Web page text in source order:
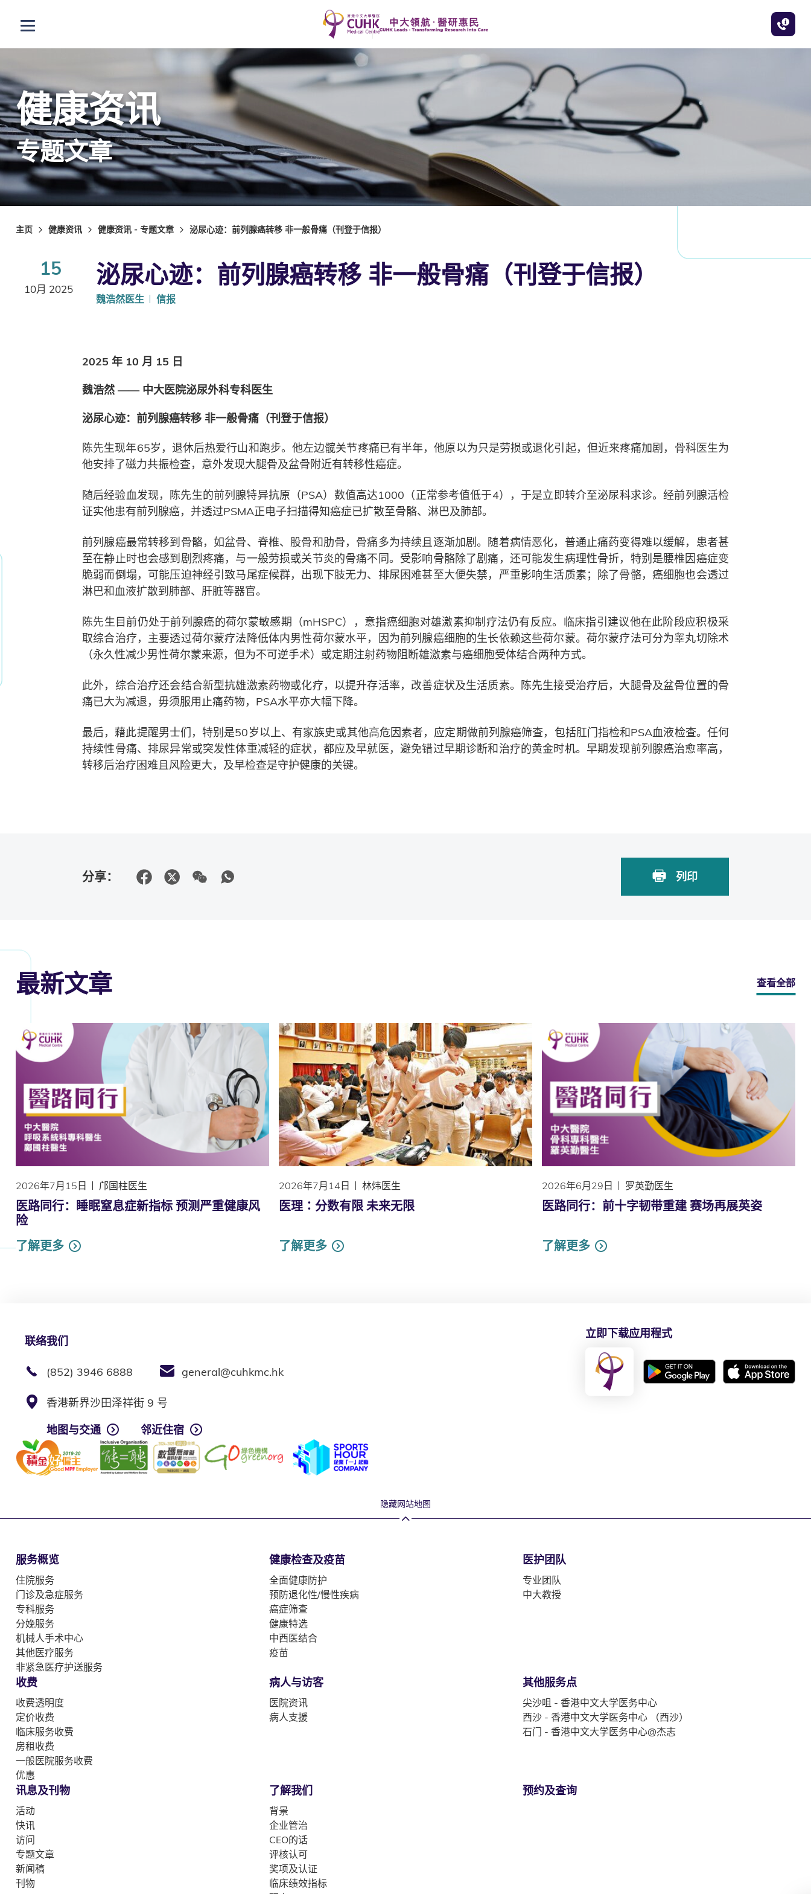
打开选单
健康资讯
专题文章
主页 健康资讯 健康资讯 - 专题文章 泌尿心迹：前列腺癌转移 非一般骨痛（刊登于信报）
15
10月 2025 泌尿心迹：前列腺癌转移 非一般骨痛（刊登于信报）
魏浩然医生 信报
2025 年 10 月 15 日
魏浩然 ―― 中大医院泌尿外科专科医生
泌尿心迹：前列腺癌转移 非一般骨痛（刊登于信报）
陈先生现年65岁，退休后热爱行山和跑步。他左边髋关节疼痛已有半年，他原以为只是劳损或退化引起，但近来疼痛加剧，骨科医生为
他安排了磁力共振检查，意外发现大腿骨及盆骨附近有转移性癌症。
随后经验血发现，陈先生的前列腺特异抗原（PSA）数值高达1000（正常参考值低于4），于是立即转介至泌尿科求诊。经前列腺活检
证实他患有前列腺癌，并透过PSMA正电子扫描得知癌症已扩散至骨骼、淋巴及肺部。
前列腺癌最常转移到骨骼，如盆骨、脊椎、股骨和肋骨，骨痛多为持续且逐渐加剧。随着病情恶化，普通止痛药变得难以缓解，患者甚
至在静止时也会感到剧烈疼痛，与一般劳损或关节炎的骨痛不同。受影响骨骼除了剧痛，还可能发生病理性骨折，特别是腰椎因癌症变
脆弱而倒塌，可能压迫神经引致马尾症候群，出现下肢无力、排尿困难甚至大便失禁，严重影响生活质素；除了骨骼，癌细胞也会透过
淋巴和血液扩散到肺部、肝脏等器官。
陈先生目前仍处于前列腺癌的荷尔蒙敏感期（mHSPC），意指癌细胞对雄激素抑制疗法仍有反应。临床指引建议他在此阶段应积极采
取综合治疗，主要透过荷尔蒙疗法降低体内男性荷尔蒙水平，因为前列腺癌细胞的生长依赖这些荷尔蒙。荷尔蒙疗法可分为睾丸切除术
（永久性减少男性荷尔蒙来源，但为不可逆手术）或定期注射药物阻断雄激素与癌细胞受体结合两种方式。
此外，综合治疗还会结合新型抗雄激素药物或化疗，以提升存活率，改善症状及生活质素。陈先生接受治疗后，大腿骨及盆骨位置的骨
痛已大为减退，毋须服用止痛药物，PSA水平亦大幅下降。
最后，藉此提醒男士们，特别是50岁以上、有家族史或其他高危因素者，应定期做前列腺癌筛查，包括肛门指检和PSA血液检查。任何
持续性骨痛、排尿异常或突发性体重减轻的症状，都应及早就医，避免错过早期诊断和治疗的黄金时机。早期发现前列腺癌治愈率高，
转移后治疗困难且风险更大，及早检查是守护健康的关键。
分享： 列印
最新文章 查看全部
2026年7月15日 邝国柱医生
医路同行：睡眠窒息症新指标 预测严重健康风
险
了解更多
2026年7月14日 林炜医生
医理∶分数有限 未来无限
了解更多
2026年6月29日 罗英勤医生
医路同行：前十字韧带重建 赛场再展英姿
了解更多
联络我们
(852) 3946 6888 general@cuhkmc.hk
香港新界沙田泽祥街 9 号
地图与交通
邻近住宿
立即下载应用程式
隐藏网站地图
服务概览
住院服务
门诊及急症服务
专科服务
分娩服务
机械人手术中心
其他医疗服务
非紧急医疗护送服务
健康检查及疫苗
全面健康防护
预防退化性/慢性疾病
癌症筛查
健康特选
中西医结合
疫苗
医护团队
专业团队
中大教授
收费
收费透明度
定价收费
临床服务收费
房租收费
一般医院服务收费
优惠
病人与访客
医院资讯
病人支援
其他服务点
尖沙咀 - 香港中文大学医务中心
西沙 - 香港中文大学医务中心 （西沙）
石门 - 香港中文大学医务中心@杰志
讯息及刊物
活动
快讯
访问
专题文章
新闻稿
刊物
了解我们
背景
企业管治
CEO的话
评核认可
奖项及认证
临床绩效指标
预约及查询